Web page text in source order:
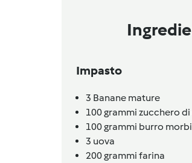
Impasto
3 Banane mature
100grammi zucchero di
100grammi burro
3 uova
200grammi farina